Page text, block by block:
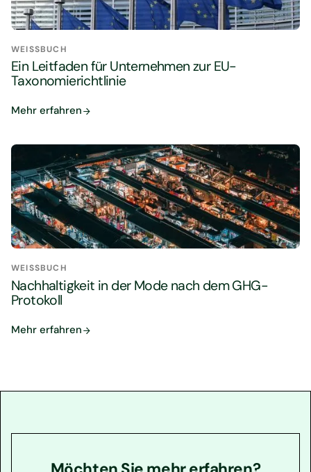
WEISSBUCH
Ein Leitfaden für Unternehmen zur EU-
Taxonomierichtlinie
Mehr erfahren
WEISSBUCH
Nachhaltigkeit in der Mode nach dem GHG-
Protokoll
Mehr erfahren